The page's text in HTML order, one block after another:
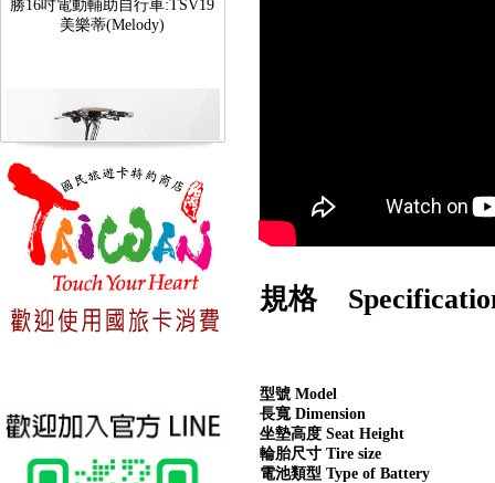
台北新北蘆洲永繹電動車可愛
馬18吋電動輔助自行車 CHT-
027
規格
型號 Model
長寬 Dimension
坐墊高度 Seat Height
輪胎尺寸 Tire size
電池類型 Type of Battery